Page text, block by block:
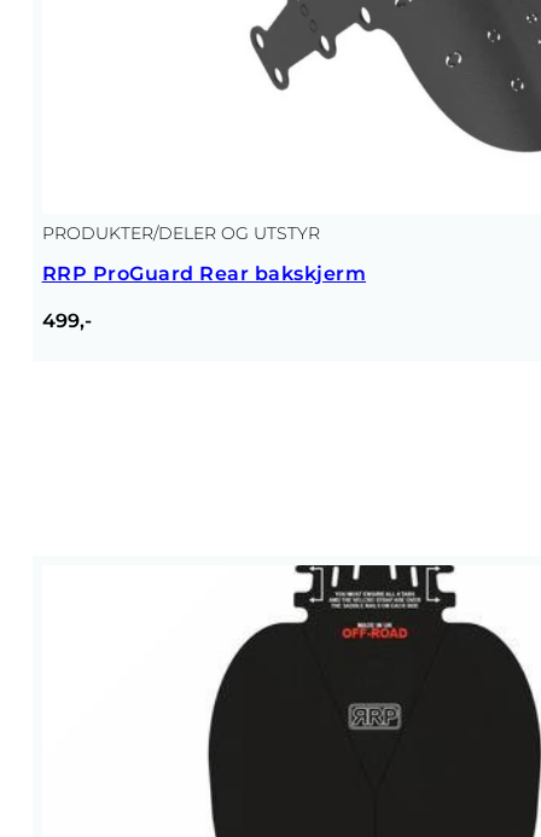
PRODUKTER/DELER OG UTSTYR
RRP ProGuard Rear bakskjerm
499,-